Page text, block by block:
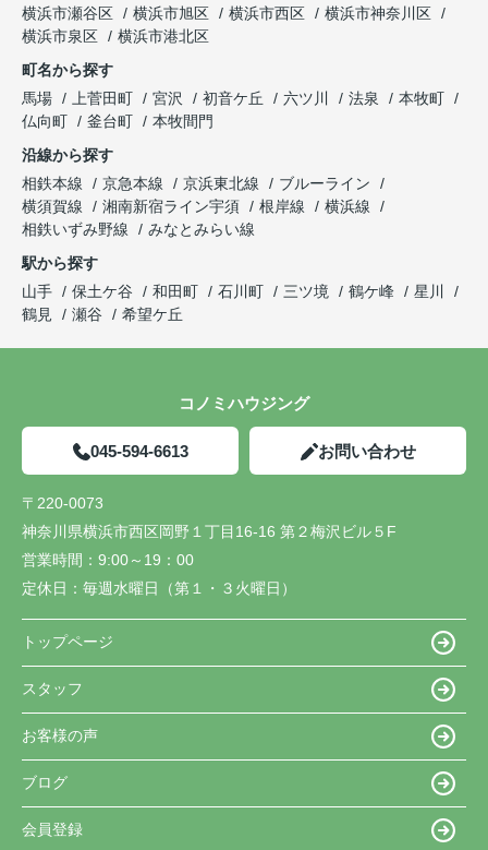
横浜市瀬谷区
横浜市旭区 横浜市西区
横浜市神奈川区
横浜市泉区
横浜市港北区
町名から探す
馬場
上菅田町 宮沢 初音ケ丘 六ツ川 法泉
本牧町
仏向町
釜台町
本牧間門
沿線から探す
相鉄本線
京急本線 京浜東北線
ブルーライン
横須賀線
湘南新宿ライン宇須 根岸線
横浜線
相鉄いずみ野線
みなとみらい線
駅から探す
山手
保土ケ谷 和田町 石川町 三ツ境 鶴ケ峰
星川
鶴見
瀬谷 希望ケ丘
コノミハウジング
045-594-6613 お問い合わせ
〒220-0073
神奈川県横浜市西区岡野１丁目16-16 第２梅沢ビル５F
営業時間： 9:00～19：00
定休日： 毎週水曜日（第１・３火曜日）
トップページ
スタッフ
お客様の声
ブログ
会員登録